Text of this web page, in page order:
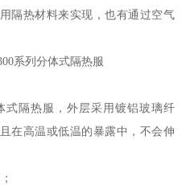
隔热材料来实现，也有通过空气
系列分体式隔热服
式隔热服，外层采用镀铝玻璃纤
在高温或低温的暴露中，不会伸